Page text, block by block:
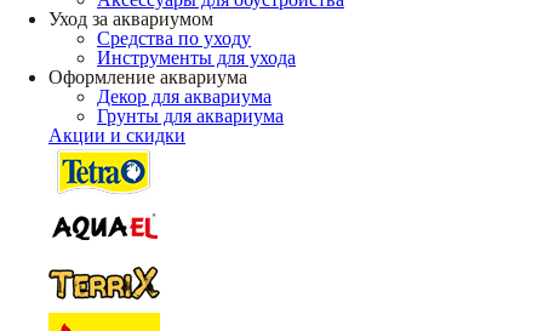
Уход за аквариумом
Средства по уходу
Инструменты для ухода
Оформление аквариума
Декор для аквариума
Грунты для аквариума
Акции и скидки